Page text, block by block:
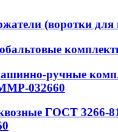
(воротки
ручные
032660
ГОСТ 3266-